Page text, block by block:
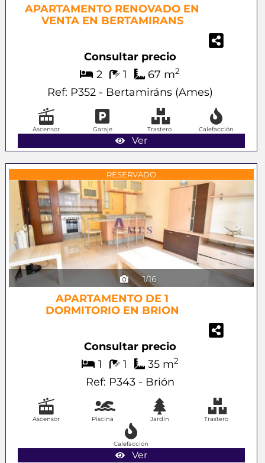
APARTAMENTO RENOVADO EN
VENTA EN BERTAMIRANS
Consultar precio
2
1 67 m2
Ref: P352 - Bertamiráns (Ames)
Ver
Ascensor Garaje Trastero Calefacción
RESERVADO
1/16
APARTAMENTO DE 1
DORMITORIO EN BRION
Consultar precio
1
1 35 m2
Ref: P343 - Brión
Ver
Ascensor Piscina Jardín Trastero
Calefacción